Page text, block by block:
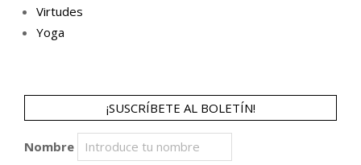
Virtudes
Yoga
¡SUSCRÍBETE AL BOLETÍN!
Nombre